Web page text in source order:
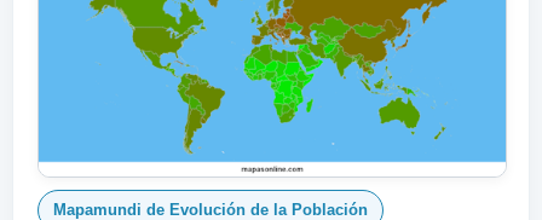
Mapamundi de Evolución de la Población